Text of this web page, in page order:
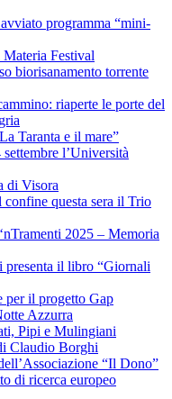
programma “mini-
Festival
biorisanamento torrente
riaperte le porte del
Taranta e il mare”
l’Università
di Visora
questa sera il Trio
2025 – Memoria
il libro “Giornali
per il progetto Gap
Azzurra
Pipi e Mulingiani
Claudio Borghi
“Il Dono”
di ricerca europeo